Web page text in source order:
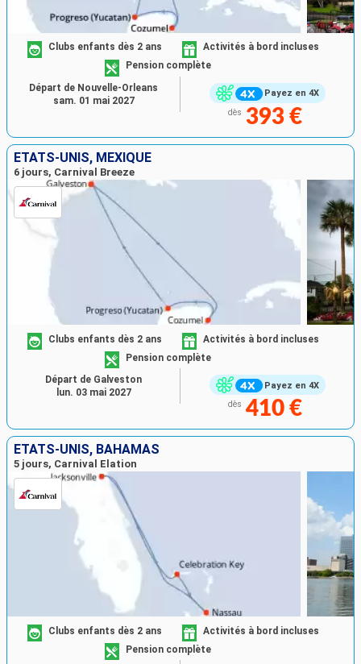
Payez en 4X
Clubs enfants dès 2 ans
Activités à bord incluses
Pension complète
dès 393 €
Départ de Nouvelle-Orleans
sam. 01 mai 2027
ÉTATS-UNIS, MEXIQUE
6 jours, Carnival Breeze
Payez en 4X
Clubs enfants dès 2 ans
Activités à bord incluses
Pension complète
dès 410 €
Départ de Galveston
lun. 03 mai 2027
ÉTATS-UNIS, BAHAMAS
5 jours, Carnival Elation
Clubs enfants dès 2 ans
Activités à bord incluses
Pension complète